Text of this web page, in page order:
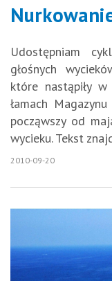
Udostępniam
głośnych
które nastąpiły w
łamach
począwszy od
wycieku. Tekst
2010-09-20